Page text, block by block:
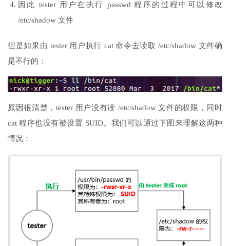
因此 tester 用户在执行 passwd 程序的过程中可以修改
/etc/shadow 文件
但是如果由 tester 用户执行 cat 命令去读取 /etc/shadow 文件确
是不行的：
原因很清楚，tester 用户没有读 /etc/shadow 文件的权限，同时
cat 程序也没有被设置 SUID。我们可以通过下图来理解这两种
情况：